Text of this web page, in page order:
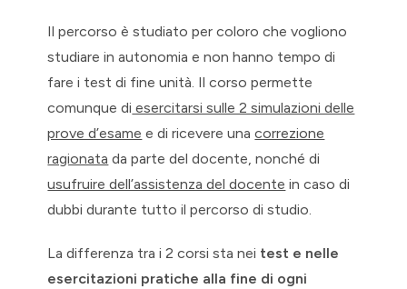
Il percorso è studiato per coloro che vogliono
studiare in autonomia e non hanno tempo di
fare i test di fine unità. Il corso permette
comunque di esercitarsi sulle 2 simulazioni delle
prove d’esame e di ricevere unacorrezione
ragionata da parte del docente, nonché di
usufruire dell’assistenza del docente in caso di
dubbi durante tutto il percorso di studio.
La differenza tra i 2 corsi sta nei test e nelle
esercitazioni pratiche alla fine di ogni